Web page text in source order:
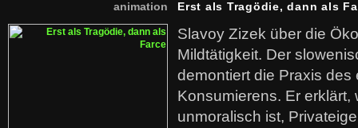
animation Erst als Tragödie, dann als
Slavoy Zizek über die
Mildtätigkeit. Der
demontiert die Praxis des
Konsumierens. Er erklärt,
unmoralisch ist,